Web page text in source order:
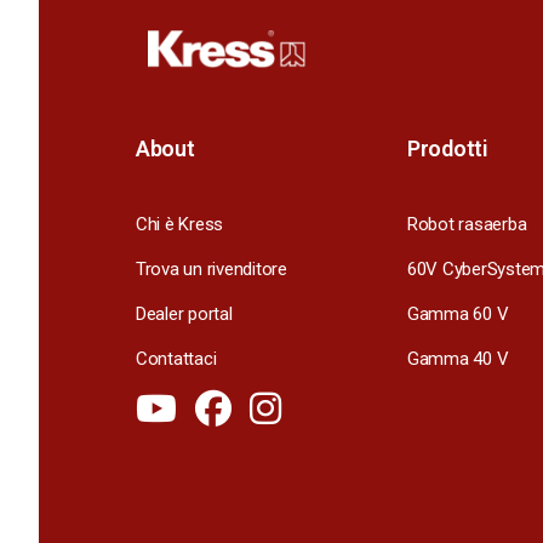
About
Chi è Kress
Trova un rivenditore
Dealer portal
Contattaci
Prodotti
Robot rasaerba
60V CyberSystem
Gamma 60 V
Gamma 40 V